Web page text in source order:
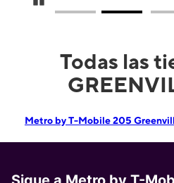
Todas las
Metro by T-Mobile 205